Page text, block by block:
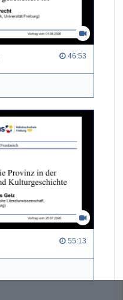
46:53
55:13